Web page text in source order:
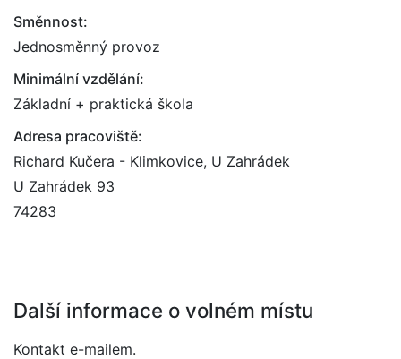
Směnnost:
Jednosměnný provoz
Minimální vzdělání:
Základní + praktická škola
Adresa pracoviště:
Richard Kučera - Klimkovice, U Zahrádek
U Zahrádek 93
74283
Další informace o volném místu
Kontakt e-mailem.